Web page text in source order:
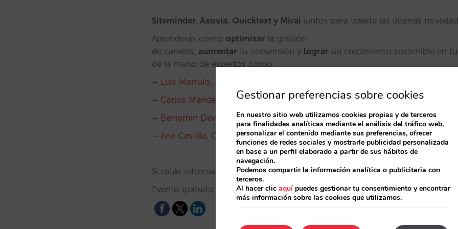
Siteminder, Axovia, Quicktext y Mirai juntos para traerte las últimas
Aprenderás cómo optimizar la gestión
de canales, aumentar tu conversión y lograr un crecimiento sostenible en
de la mano de expertos como:
– Luis Marrufo
– Carlos Mendez , CEOAxovia
– Benjamin Devisme , Chief Evangelist Officer enQuicktext
– Ana Castilla , Country Account Manager México enMirai
Si estás interesado en asistir, regístrateaquí*.
Evento gratuito, exclusivo para hoteleros.
Gestionar preferencias sobre cookies
En nuestro sitio web utilizamos cookies propias y de terceros
para finalidades analíticas mediante el análisis del tráfico web,
personalizar el contenido mediante sus preferencias, ofrecer
funciones de redes sociales y mostrarle publicidad personalizada
en base a un perfil elaborado a partir de sus hábitos de
navegación.
Podemos compartir la información analítica o publicitaria con
terceros.
Al hacer clic aquípuedes gestionar tu consentimiento y encontrar
más información sobre las cookies que utilizamos.